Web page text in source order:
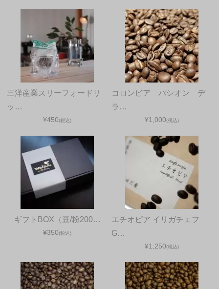
三洋産業スリーフォードリ
ッ…
¥450(税込)
コロンビア パシオン デ
ラ…
¥1,000(税込)
ギフトBOX（豆/粉200…
¥350(税込)
エチオピア イリガチェフ
G…
¥1,250(税込)